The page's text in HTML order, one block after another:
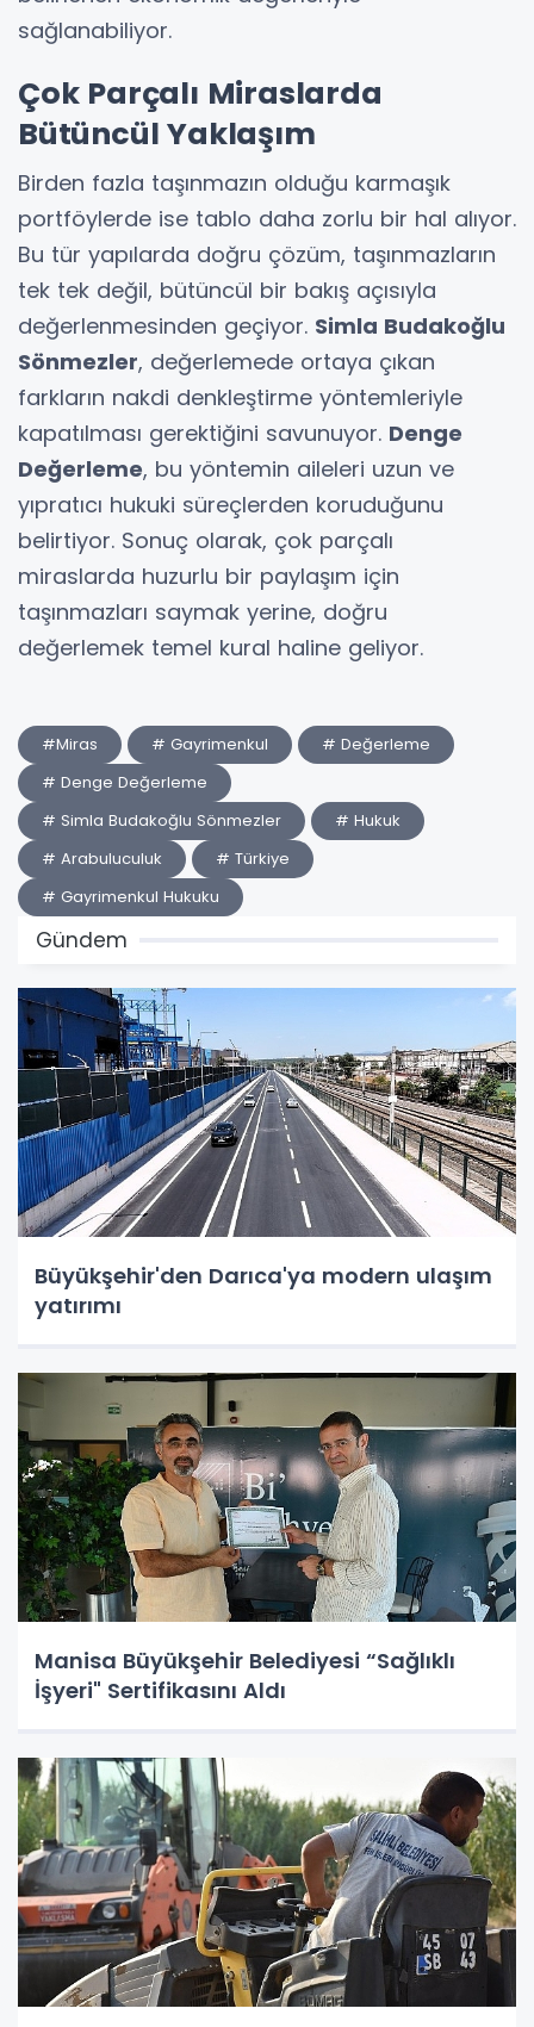
sağlanabiliyor.
Çok Parçalı Miraslarda
Bütüncül Yaklaşım
Birden fazla taşınmazın olduğu karmaşık
portföylerde ise tablo daha zorlu bir hal alıyor.
Bu tür yapılarda doğru çözüm, taşınmazların
tek tek değil, bütüncül bir bakış açısıyla
değerlenmesinden geçiyor. Simla Budakoğlu
Sönmezler, değerlemede ortaya çıkan
farkların nakdi denkleştirme yöntemleriyle
kapatılması gerektiğini savunuyor. Denge
Değerleme, bu yöntemin aileleri uzun ve
yıpratıcı hukuki süreçlerden koruduğunu
belirtiyor. Sonuç olarak, çok parçalı
miraslarda huzurlu bir paylaşım için
taşınmazları saymak yerine, doğru
değerlemek temel kural haline geliyor.
#Miras # Gayrimenkul
# Değerleme
# Denge Değerleme
# Simla Budakoğlu Sönmezler
# Hukuk
# Arabuluculuk
# Türkiye
# Gayrimenkul Hukuku
Gündem
Büyükşehir'den Darıca'ya modern ulaşım
yatırımı
Manisa Büyükşehir Belediyesi “Sağlıklı
İşyeri" Sertifikasını Aldı